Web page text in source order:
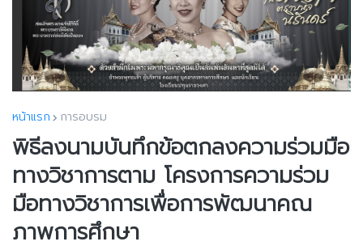
หน้าแรก การอบรม
พิธีลงนามบันทึกข้อตกลงความร่วมมือ
ทางวิชาการตาม โครงการความร่วม
มือทางวิชาการเพื่อการพัฒนาคณ
ภาพการศึกษา